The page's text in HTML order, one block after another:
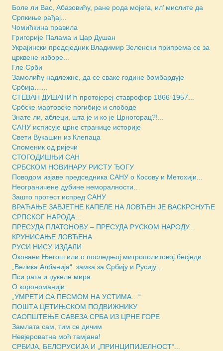
Боле ли Вас, Абазовићу, ране рода мојега, ил’ мислите да
Српкиње рађај...
Чомићкина правила
Григорије Палама и Цар Душан
Украјински предсједник Владимир Зеленски припрема се за
црквене изборе...
Гле Срби
Замолићу надлежне, да се сваке године бомбардује
Србија…...
СТЕВАН ДУШАНИЋ протојереј-ставрофор 1866-1957...
Србске мартовске погибије и слободе
Знате ли, аблеци, шта је и ко је Црногорац?!...
САНУ исписује црне странице историје
Свети Вукашин из Клепаца
Споменик од ријечи
СТОГОДИШЊИ САН
СРБСКОМ НОВИНАРУ РИСТУ ЂОГУ
Поводом изјаве председника САНУ о Косову и Метохији...
Неограничене дубине неморалности…
Зашто протест испред САНУ
ВРАЋАЊЕ ЗАВЈЕТНЕ КАПЕЛЕ НА ЛОВЋЕН ЈЕ ВАСКРСНУЋЕ
СРПСКОГ НАРОДА...
ПРЕСУДА ПЛАТОНОВУ – ПРЕСУДА РУСКОМ НАРОДУ...
КРУНИСАЊЕ ЛОВЋЕНА
РУСИ НИСУ ИЗДАЛИ
Оковани Његош или о последњој митрополитовој бесједи...
„Велика Албанија“: замка за Србију и Русију...
Пси рата и џукеле мира
О корономанији
„УМРЕТИ СА ПЕСМОМ НА УСТИМА…“
ПОШТА ЦЕТИЊСКОМ ПОДВИЖНИКУ
САОПШТЕЊЕ САВЕЗА СРБА ИЗ ЦРНЕ ГОРЕ
Замлата сам, тим се дичим
Невјероватна моћ тамјана!
СРБИЈА, БЕЛОРУСИЈА И „ПРИНЦИПИЈЕЛНОСТ“...